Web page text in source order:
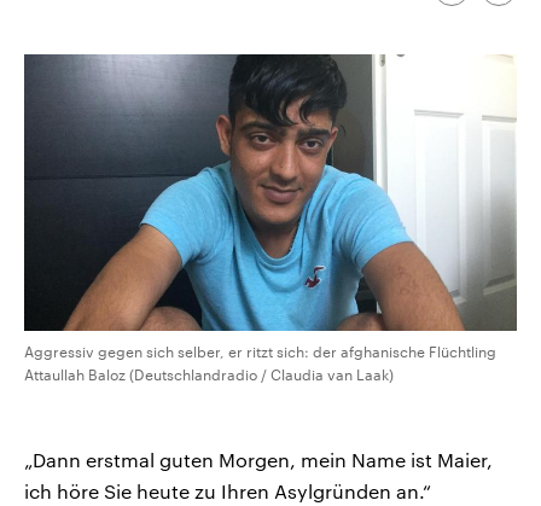
Audio-Archiv
Aggressiv gegen sich selber, er ritzt sich: der afghanische Flüchtling
Attaullah Baloz (Deutschlandradio / Claudia van Laak)
„Dann erstmal guten Morgen, mein Name ist Maier,
ich höre Sie heute zu Ihren Asylgründen an.“